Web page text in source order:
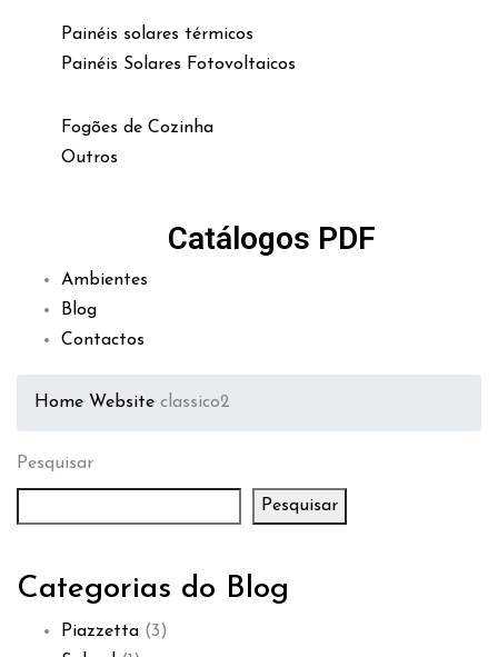
Painéis solares térmicos
Painéis Solares Fotovoltaicos
Fogões de Cozinha
Outros
Catálogos PDF
Ambientes
Blog
Contactos
Home Website classico2
Pesquisar
Pesquisar
Categorias do Blog
Piazzetta (3)